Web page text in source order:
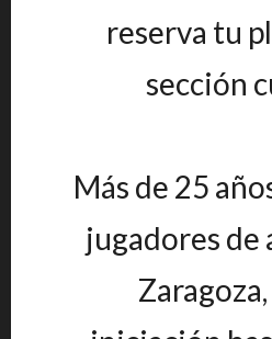
reserva tu
sección
Más de 25
jugadores de